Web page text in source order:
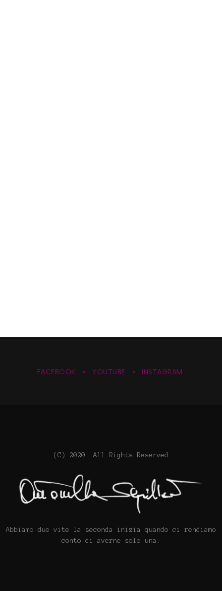
FACEBOOK YOUTUBE INSTAGRAM
(C) 2020. All Rights Reserved
Abbiamo due vite la seconda inizia quando ci rendiamo
conto di averne solo una.